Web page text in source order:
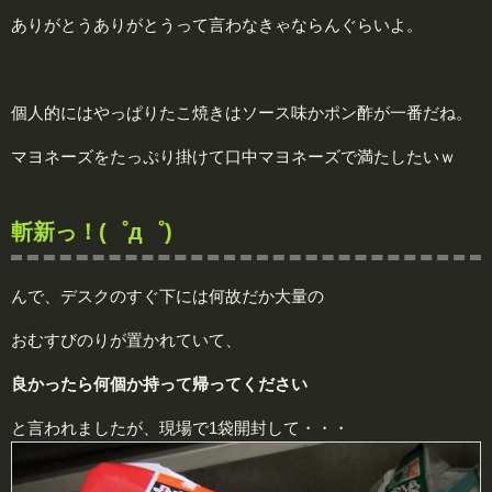
ありがとうありがとうって言わなきゃならんぐらいよ。
個人的にはやっぱりたこ焼きはソース味かポン酢が一番だね。
マヨネーズをたっぷり掛けて口中マヨネーズで満たしたいｗ
斬新っ！(゜д゜)
んで、デスクのすぐ下には何故だか大量の
おむすびのりが置かれていて、
良かったら何個か持って帰ってください
と言われましたが、現場で1袋開封して・・・